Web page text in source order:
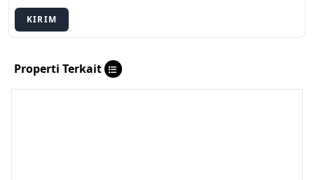
KIRIM
Properti Terkait